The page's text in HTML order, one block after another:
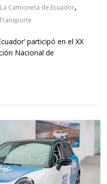
La Camioneta de Ecuador,
participó en el XX
Nacional de